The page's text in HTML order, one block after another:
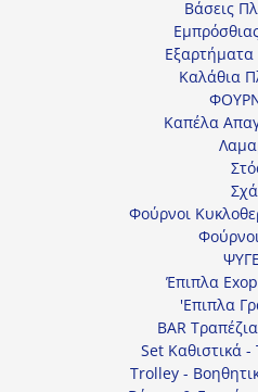
Βάσεις
Καλάθια
Καπέλα
Φούρνοι
Έπιπλα
'Επιπλα
BAR
Set Καθιστικά -
Trolley -